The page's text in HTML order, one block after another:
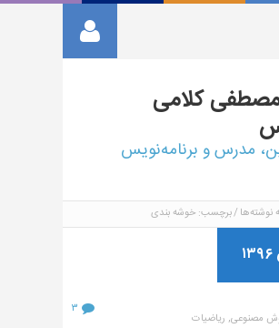
کلامی
مدرس و برنامه‌نویس
نوشته‌ها برچسب: خوشه بندی
مصنوعی, ریاضیات
۳